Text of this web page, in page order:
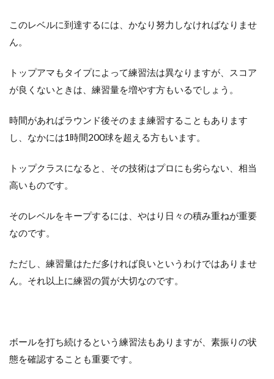
アマ
れ
上達
には
よう
習す
良
4
ト
ア
マ
レ
このレベルに到達するには、かなり努力しなければなりませ
ん。
トップアマもタイプによって練習法は異なりますが、スコア
が良くないときは、練習量を増やす方もいるでしょう。
時間があればラウンド後そのまま練習することもあります
し、なかには1時間200球を超える方もいます。
トップクラスになると、その技術はプロにも劣らない、相当
高いものです。
そのレベルをキープするには、やはり日々の積み重ねが重要
なのです。
ただし、練習量はただ多ければ良いというわけではありませ
ん。それ以上に練習の質が大切なのです。
ボールを打ち続けるという練習法もありますが、素振りの状
態を確認することも重要です。